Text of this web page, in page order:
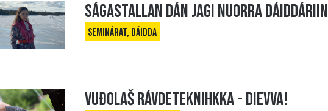
Ságastallan Dán jagi nuorra dáiddáriin
Seminárat, Dáidda
Vuđolaš rávdeteknihkka - DIEVVA!